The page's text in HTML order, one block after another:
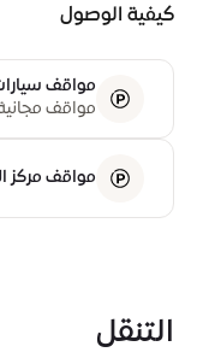
كيفية الوصول
مواقف سيارات
مواقف
مواقف مركز
التنقل